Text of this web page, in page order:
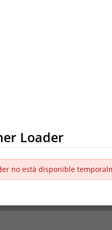
Loader
no està disponible